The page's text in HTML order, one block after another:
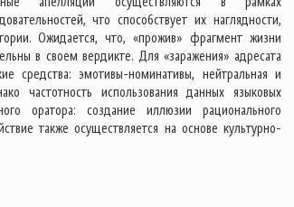
что способствует их наглядности,
Ожидается, что, «прожив» фрагмент жизни
в своем вердикте. Для «заражения» адресата
средства: эмотивы-номинативы, нейтральная и
частотность использования данных языковых
оратора: создание иллюзии рационального
также осуществляется на основе культурно-